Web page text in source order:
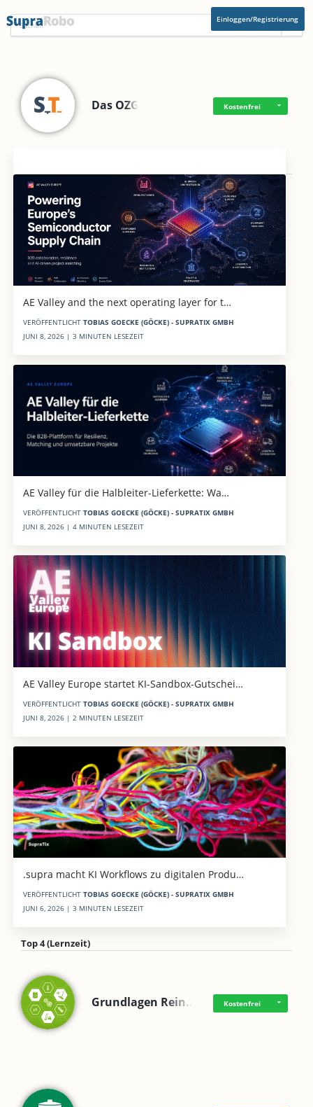
Einloggen/Registrierung
Das OZG Kostenfrei
AE Valley and the next operating layer for t…
VERÖFFENTLICHT TOBIAS GOECKE (GÖCKE) - SUPRATIX GMBH
JUNI 8, 2026 | 3 MINUTEN LESEZEIT
AE Valley für die Halbleiter-Lieferkette: Wa…
VERÖFFENTLICHT TOBIAS GOECKE (GÖCKE) - SUPRATIX GMBH
JUNI 8, 2026 | 4 MINUTEN LESEZEIT
AE Valley Europe startet KI-Sandbox-Gutschei…
VERÖFFENTLICHT TOBIAS GOECKE (GÖCKE) - SUPRATIX GMBH
JUNI 8, 2026 | 2 MINUTEN LESEZEIT
.supra macht KI Workflows zu digitalen Produ…
VERÖFFENTLICHT TOBIAS GOECKE (GÖCKE) - SUPRATIX GMBH
JUNI 6, 2026 | 3 MINUTEN LESEZEIT
Top 4 (Lernzeit)
Grundlagen Rein… Kostenfrei